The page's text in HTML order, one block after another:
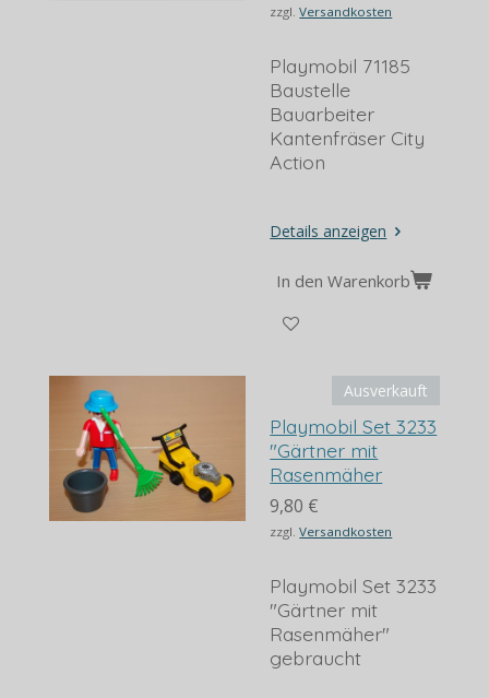
zzgl.Versandkosten
Playmobil 71185
Baustelle
Bauarbeiter
Kantenfräser City
Action
Details anzeigen
In den Warenkorb
Ausverkauft
Playmobil Set 3233
"Gärtner mit
Rasenmäher
9,80 €
zzgl.Versandkosten
Playmobil Set 3233
"Gärtner mit
Rasenmäher"
gebraucht